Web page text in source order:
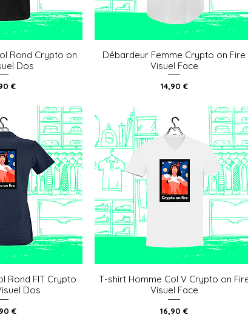
rapide
Rond Crypto on
Dos
€
Aperçu rapide
Débardeur Femme Crypto on Fire
Visuel Face
Prix
14,90 €
rapide
Rond FIT Crypto
Dos
€
Aperçu rapide
T-shirt Homme Col V Crypto on
Visuel Face
Prix
16,90 €